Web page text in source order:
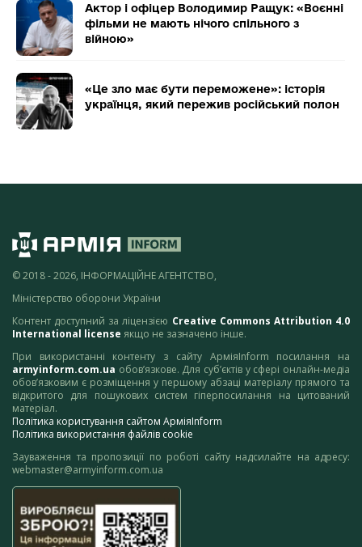
Актор і офіцер Володимир Ращук: «Воєнні
фільми не мають нічого спільного з
війною»
«Це зло має бути переможене»: історія
українця, який пережив російський полон
© 2018 - 2026, ІНФОРМАЦІЙНЕ АГЕНТСТВО,
Міністерство оборони України
Контент доступний за ліцензією Creative Commons Attribution 4.0
International license якщо не зазначено інше.
При використанні контенту з сайту АрміяInform посилання на
armyinform.com.ua обов’язкове. Для суб’єктів у сфері онлайн-медіа
обов’язковим є розміщення у першому абзаці матеріалу прямого та
відкритого для пошукових систем гіперпосилання на цитований
матеріал.
Політика користування сайтом АрміяInform
Політика використання файлів cookie
Зауваження та пропозиції по роботі сайту надсилайте на адресу:
webmaster@armyinform.com.ua